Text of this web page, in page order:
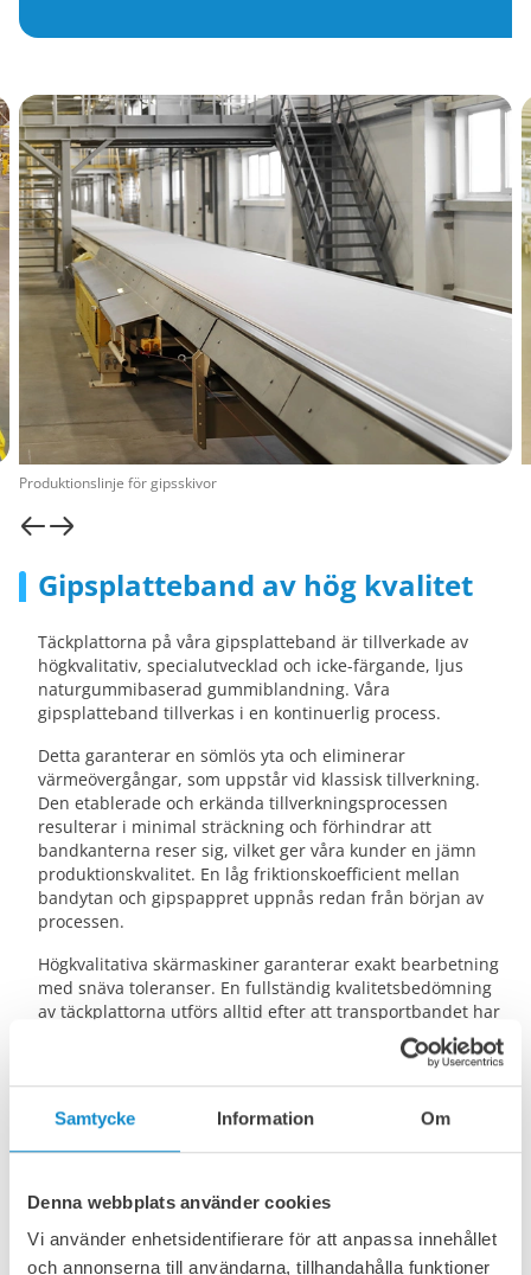
Samtycke Information Om
Denna webbplats använder cookies
Vi använder enhetsidentifierare för att anpassa innehållet
och annonserna till användarna, tillhandahålla funktioner
Gipsplatteband av hög kvalitet
Täckplattorna på våra gipsplatteband är tillverkade av
högkvalitativ, specialutvecklad och icke-färgande, ljus
naturgummibaserad gummiblandning. Våra
gipsplatteband tillverkas i en kontinuerlig process.
Detta garanterar en sömlös yta och eliminerar
värmeövergångar, som uppstår vid klassisk tillverkning.
Den etablerade och erkända tillverkningsprocessen
resulterar i minimal sträckning och förhindrar att
bandkanterna reser sig, vilket ger våra kunder en jämn
produktionskvalitet. En låg friktionskoefficient mellan
bandytan och gipspappret uppnås redan från början av
processen.
Högkvalitativa skärmaskiner garanterar exakt bearbetning
med snäva toleranser. En fullständig kvalitetsbedömning
av täckplattorna utförs alltid efter att transportbandet har
färdigställts. Många av de LUCON-gipsplatteband som vi
har installerat fungerar fortfarande framgångsrikt även
efter 20 års drift. Dessa långa livslängder visar att vi
levererar gipsplatteband och skarvar av högsta kvalitet.
Produktionslinje för gipsskivor